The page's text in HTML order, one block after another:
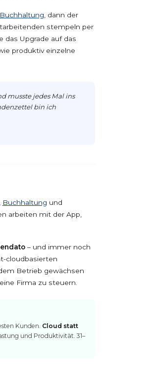
Buchhaltung , dann der
stempeln per
das Upgrade auf das
produktiv einzelne
musste jedes Mal ins
bin ich
Buchhaltung und
arbeiten mit der App,
– und immer noch
cloudbasierten
Betrieb gewächsen
Firma zu steuern.
Kunden. Cloud statt
und Produktivität. 31–